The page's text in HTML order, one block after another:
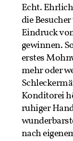
Echt.
die
Eindruck
gewinnen.
erstes
mehr oder
Konditorei
ruhiger
nach